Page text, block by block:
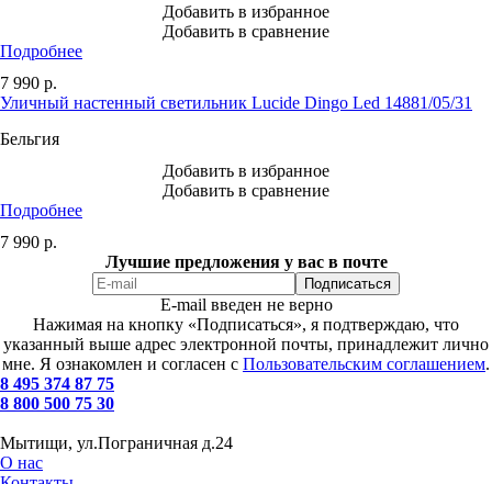
Добавить в избранное
Добавить в сравнение
Подробнее
7 990 р.
Уличный настенный светильник Lucide Dingo Led 14881/05/31
Бельгия
Добавить в избранное
Добавить в сравнение
Подробнее
7 990 р.
Лучшие предложения у вас в почте
E-mail введен не верно
Нажимая на кнопку «Подписаться», я подтверждаю, что
указанный выше адрес электронной почты, принадлежит лично
мне. Я ознакомлен и согласен с Пользовательским соглашением.
8 495 374 87 75
8 800 500 75 30
Мытищи, ул.Пограничная д.24
О нас